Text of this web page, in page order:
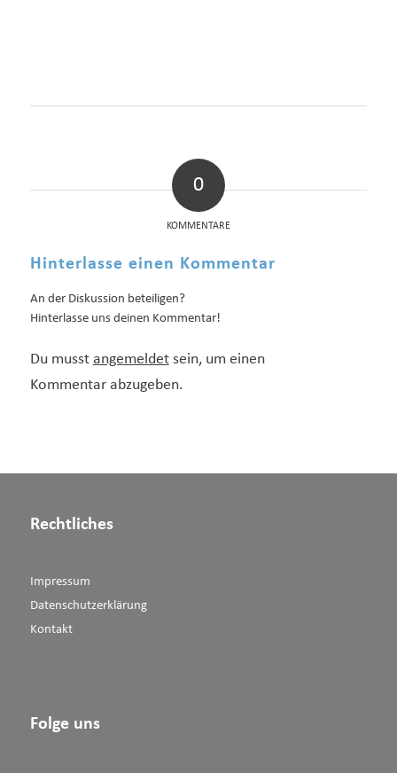
0
KOMMENTARE
Hinterlasse einen Kommentar
An der Diskussion beteiligen?
Hinterlasse uns deinen Kommentar!
Du musst angemeldetsein, um einen
Kommentar abzugeben.
Rechtliches
Impressum
Datenschutzerklärung
Kontakt
Folge uns